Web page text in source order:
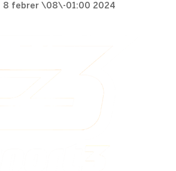
8 febrer \08\-01:00 2024